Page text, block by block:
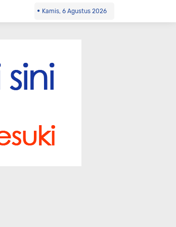
Kamis, 6 Agustus 2026